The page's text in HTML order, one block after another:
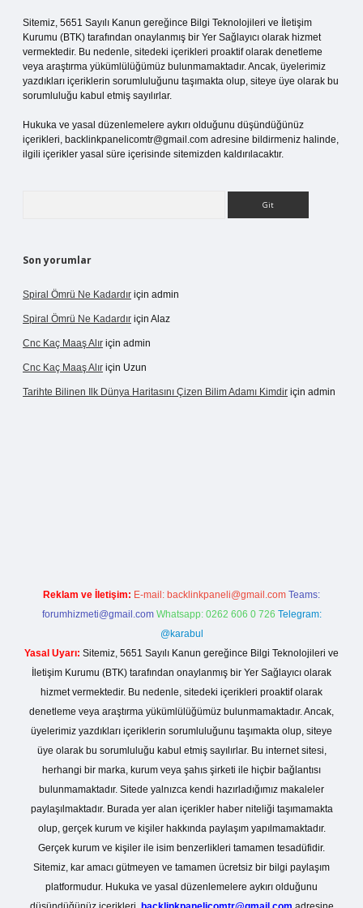
Sitemiz, 5651 Sayılı Kanun gereğince Bilgi Teknolojileri ve İletişim
Kurumu (BTK) tarafından onaylanmış bir Yer Sağlayıcı olarak hizmet
vermektedir. Bu nedenle, sitedeki içerikleri proaktif olarak denetleme
veya araştırma yükümlülüğümüz bulunmamaktadır. Ancak, üyelerimiz
yazdıkları içeriklerin sorumluluğunu taşımakta olup, siteye üye olarak bu
sorumluluğu kabul etmiş sayılırlar.
Hukuka ve yasal düzenlemelere aykırı olduğunu düşündüğünüz
içerikleri, backlinkpanelicomtr@gmail.com adresine bildirmeniz halinde,
ilgili içerikler yasal süre içerisinde sitemizden kaldırılacaktır.
Son yorumlar
Spiral Ömrü Ne Kadardır için admin
Spiral Ömrü Ne Kadardır için Alaz
Cnc Kaç Maaş Alır için admin
Cnc Kaç Maaş Alır için Uzun
Tarihte Bilinen Ilk Dünya Haritasını Çizen Bilim Adamı Kimdir için admin
Reklam ve İletişim: E-mail: backlinkpaneli@gmail.com Teams:
forumhizmeti@gmail.com Whatsapp: 0262 606 0 726 Telegram:
@karabul
Yasal Uyarı: Sitemiz, 5651 Sayılı Kanun gereğince Bilgi Teknolojileri ve
İletişim Kurumu (BTK) tarafından onaylanmış bir Yer Sağlayıcı olarak
hizmet vermektedir. Bu nedenle, sitedeki içerikleri proaktif olarak
denetleme veya araştırma yükümlülüğümüz bulunmamaktadır. Ancak,
üyelerimiz yazdıkları içeriklerin sorumluluğunu taşımakta olup, siteye
üye olarak bu sorumluluğu kabul etmiş sayılırlar. Bu internet sitesi,
herhangi bir marka, kurum veya şahıs şirketi ile hiçbir bağlantısı
bulunmamaktadır. Sitede yalnızca kendi hazırladığımız makaleler
paylaşılmaktadır. Burada yer alan içerikler haber niteliği taşımamakta
olup, gerçek kurum ve kişiler hakkında paylaşım yapılmamaktadır.
Gerçek kurum ve kişiler ile isim benzerlikleri tamamen tesadüfidir.
Sitemiz, kar amacı gütmeyen ve tamamen ücretsiz bir bilgi paylaşım
platformudur. Hukuka ve yasal düzenlemelere aykırı olduğunu